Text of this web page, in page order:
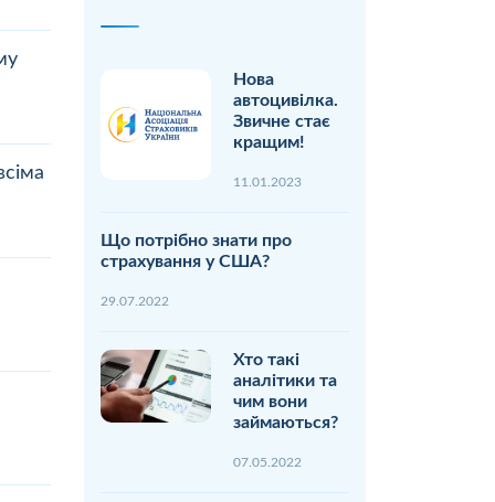
Нова
автоцивілка.
Звичне стає
кращим!
11.01.2023
Що потрібно знати про
страхування у США?
29.07.2022
Хто такі
аналітики та
чим вони
займаються?
07.05.2022